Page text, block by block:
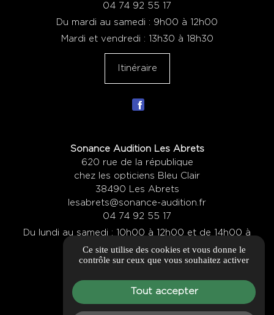
04 74 92 55 17
Du mardi au samedi : 9h00 à 12h00
Mardi et vendredi : 13h30 à 18h30
Itinéraire
Sonance Audition Les Abrets
620 rue de la république
chez les opticiens Bleu Clair
38490 Les Abrets
lesabrets@sonance-audition.fr
04 74 92 55 17
Du lundi au samedi : 10h00 à 12h00 et de 14h00 à
19h00
Itinéraire
Ce site utilise des cookies et vous donne le
contrôle sur ceux que vous souhaitez activer
Tout accepter